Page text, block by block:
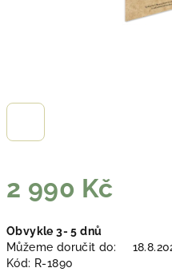
2 990 Kč
cena:
Obvykle 3- 5 dnů
Můžeme doručit do:
Kód: R-1890